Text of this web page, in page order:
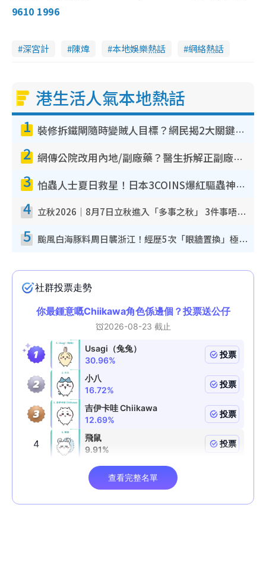
9610 1996
深宮計 陳煒 本地娛樂熱話 網絡熱話
港生活人氣本地熱話
1 裝修拆鐵閘隨時變賊人目標？網民揭2大關鍵用途：裝新式等於白裝？附新舊鐵閘分別
2 網傳公院改用內地/副廠藥？醫生拆解正副廠分別 揭4類人換藥隨時出事
3 怕蟲人士夏日救星！日本3COINS爆紅驅蟲神器$45起 1招「全程免觸碰」輕鬆搞定小強
4 立秋2026｜8月7日立秋進入「多事之秋」 3件事唔做得！專家教6招開運 清枱頭／銀包納氣接好運
5 颱風白海豚料周日襲浙江！經歷5次「眼牆置換」極罕見 成登陸內地最長途颱風